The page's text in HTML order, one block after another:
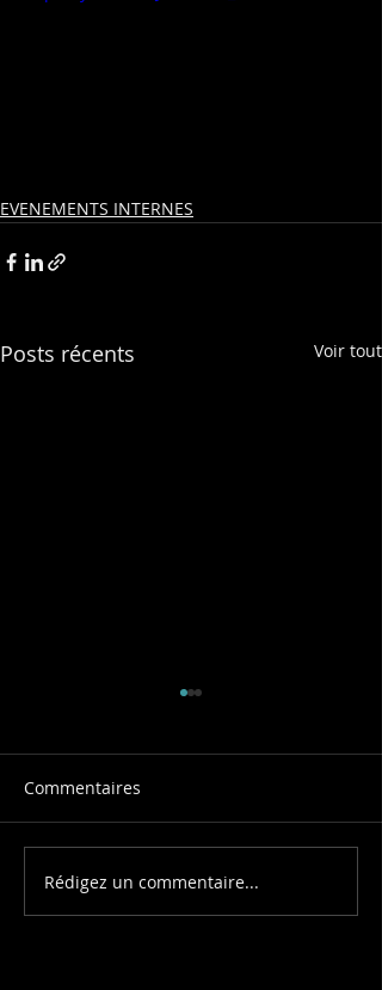
EVENEMENTS INTERNES
Posts récents Voir tout
Un team building
collaboratif pour
Commentaires
Rédigez un commentaire...